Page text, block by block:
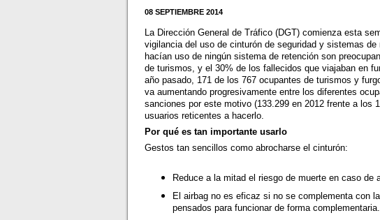
08 SEPTIEMBRE 2014
La Dirección General de Tráfico (DGT) comienza esta
vigilancia del uso de cinturón de seguridad y sistemas
hacían uso de ningún sistema de retención son
de turismos, y el 30% de los fallecidos que viajaban en
año pasado, 171 de los 767 ocupantes de turismos y
va aumentando progresivamente entre los diferentes
sanciones por este motivo (133.299 en 2012 frente a los
usuarios reticentes a hacerlo.
Por qué es tan importante usarlo
Gestos tan sencillos como abrocharse el cinturón:
Reduce a la mitad el riesgo de muerte en caso de
El airbag no es eficaz si no se complementa con
pensados para funcionar de forma complementaria.